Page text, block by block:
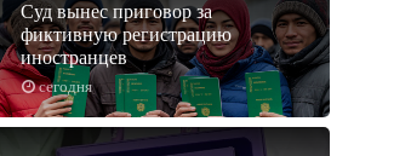
сегодня
Суд вынес приговор за
фиктивную регистрацию
иностранцев